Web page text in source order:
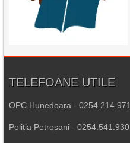
TELEFOANE UTILE
OPC Hunedoara - 0254.214.971
Poliția Petroșani - 0254.541.930